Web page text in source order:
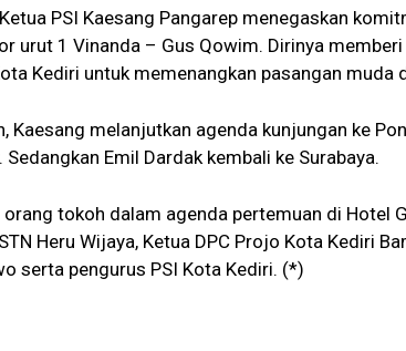
PSI Kaesang Pangarep menegaskan
urut 1 Vinanda – Gus Qowim. Dirinya
Kediri untuk memenangkan pasangan muda
Kaesang melanjutkan agenda kunjungan ke
Sedangkan Emil Dardak kembali ke Surabaya.
orang tokoh dalam agenda pertemuan di Hotel
Heru Wijaya, Ketua DPC Projo Kota Kediri
serta pengurus PSI Kota Kediri. (*)